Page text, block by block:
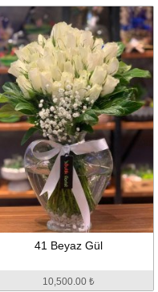
41 Beyaz Gül
10,500.00 ₺